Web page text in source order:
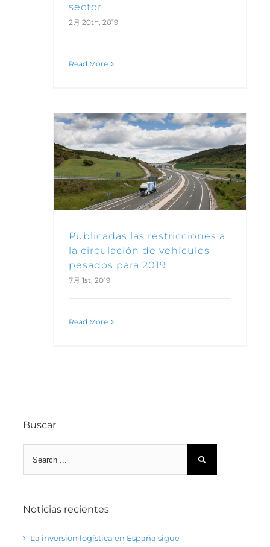
sector
2月 20th, 2019
Read More
Publicadas las restricciones a
la circulación de vehículos
pesados para 2019
7月 1st, 2019
Read More
Buscar
Noticias recientes
La inversión logística en España sigue